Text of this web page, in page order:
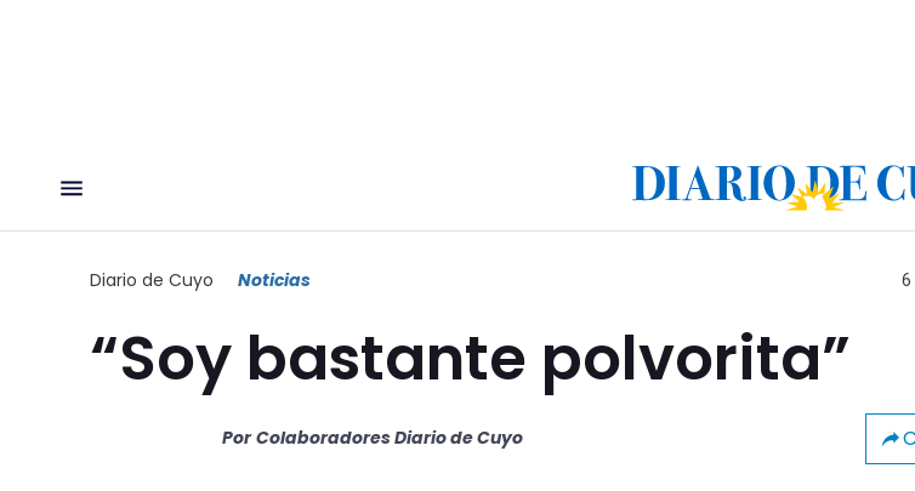
Diario de Cuyo Noticias 6
“Soy bastante polvorita”
Por Colaboradores Diario de Cuyo